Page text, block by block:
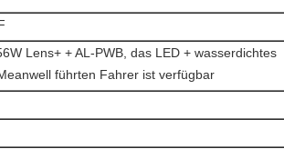
Lens+ + AL-PWB, das LED + wasserdichtes
führten Fahrer ist verfügbar